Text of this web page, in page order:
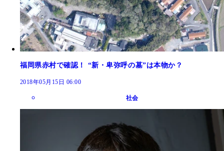
福岡県赤村で確認！ “新・卑弥呼の墓”は本物か？
2018年05月15日 06:00
社会